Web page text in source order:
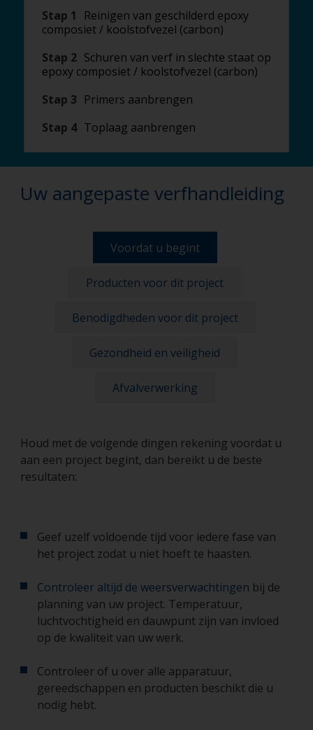
Stap 1
Reinigen van geschilderd epoxy
composiet / koolstofvezel (carbon)
Stap 2 Schuren van verf in slechte staat op
epoxy composiet / koolstofvezel (carbon)
Stap 3 Primers aanbrengen
Stap 4 Toplaag aanbrengen
Uw aangepaste verfhandleiding
Voordat u begint
Producten voor dit project
Benodigdheden voor dit project
Gezondheid en veiligheid
Afvalverwerking
Houd met de volgende dingen rekening voordat u
aan een project begint, dan bereikt u de beste
resultaten:
Geef uzelf voldoende tijd voor iedere fase van
het project zodat u niet hoeft te haasten.
Controleer altijd de weersverwachtingen bij de
planning van uw project. Temperatuur,
luchtvochtigheid en dauwpunt zijn van invloed
op de kwaliteit van uw werk.
Controleer of u over alle apparatuur,
gereedschappen en producten beschikt die u
nodig hebt.